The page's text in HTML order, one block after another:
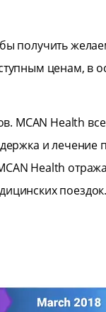
получить
ценам, в
MCAN Health
и лечение
Health
поездок.